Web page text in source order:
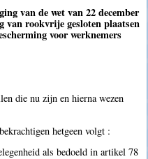
van de wet van 22 december
van rookvrije gesloten plaatsen
voor werknemers
die nu zijn en hierna wezen
hetgeen volgt :
als bedoeld in artikel 78